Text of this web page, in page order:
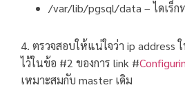
/var/lib/pgsql/data – ไดเร็ก
4. ตรวจสอบให้แน่ใจว่า ip address
ไว้ในข้อ #2 ของการ link #
เหมาะสมกับ master เดิม